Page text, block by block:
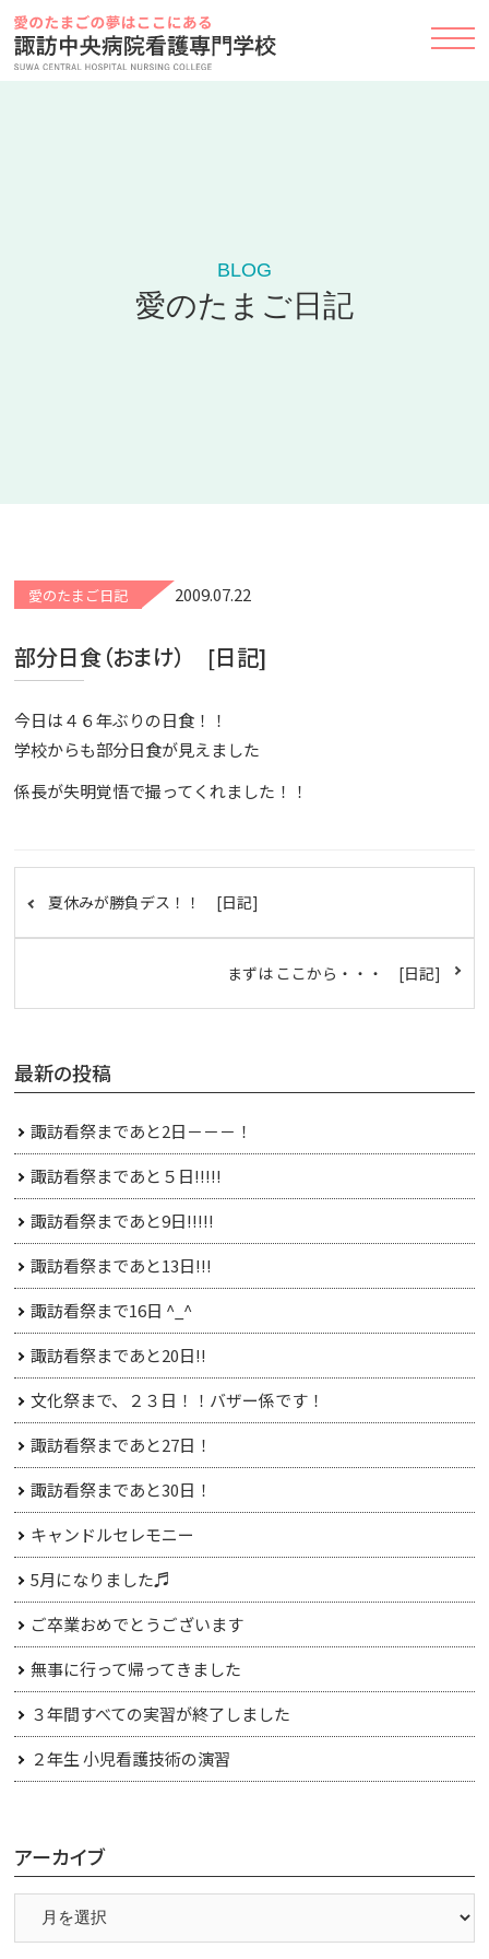
Skip
to
content
BLOG
愛のたまご日記
愛のたまご日記 2009.07.22
部分日食（おまけ） [日記]
今日は４６年ぶりの日食！！
学校からも部分日食が見えました
係長が失明覚悟で撮ってくれました！！
夏休みが勝負デス！！ [日記]
まずは ここから・・・ [日記]
最新の投稿
諏訪看祭まであと2日－－－！
諏訪看祭まであと５日!!!!!
諏訪看祭まであと9日!!!!!
諏訪看祭まであと13日!!!
諏訪看祭まで16日 ^_^
諏訪看祭まであと20日!!
文化祭まで、２３日！！バザー係です！
諏訪看祭まであと27日！
諏訪看祭まであと30日！
キャンドルセレモニー
5月になりました♬
ご卒業おめでとうございます
無事に行って帰ってきました
３年間すべての実習が終了しました
２年生 小児看護技術の演習
アーカイブ